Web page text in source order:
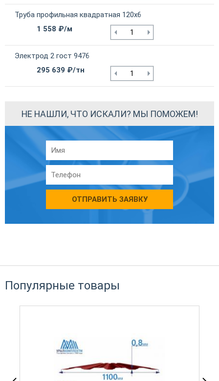
Труба профильная квадратная 120х6
1 558 ₽/м
Электрод 2 гост 9476
295 639 ₽/тн
НЕ НАШЛИ, ЧТО ИСКАЛИ? МЫ ПОМОЖЕМ!
ОТПРАВИТЬ ЗАЯВКУ
Популярные товары